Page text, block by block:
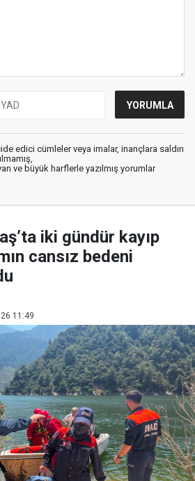
edici cümleler veya imalar, inançlara saldırı
ve büyük harflerle yazılmış yorumlar
iki gündür kayıp
cansız bedeni
11:49